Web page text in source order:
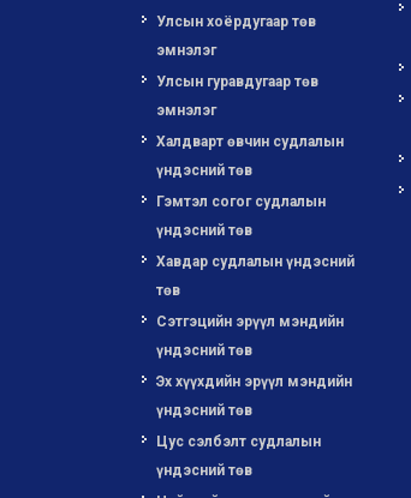
Улсын хоёрдугаар төв
эмнэлэг
Улсын гуравдугаар төв
эмнэлэг
Халдварт өвчин судлалын
үндэсний төв
Гэмтэл согог судлалын
үндэсний төв
Хавдар судлалын үндэсний
төв
Сэтгэцийн эрүүл мэндийн
үндэсний төв
Эх хүүхдийн эрүүл мэндийн
үндэсний төв
Цус сэлбэлт судлалын
үндэсний төв